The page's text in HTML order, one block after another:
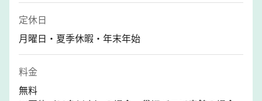
定休日
月曜日・夏季休暇・年末年始
料金
無料